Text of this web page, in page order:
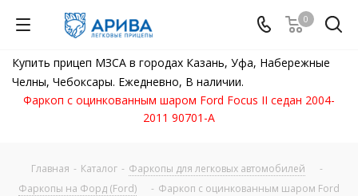
0
Купить прицеп МЗСА в городах Казань, Уфа, Набережные
Челны, Чебоксары. Ежедневно, В наличии.
Фаркоп с оцинкованным шаром Ford Focus II седан 2004-
2011 90701-A
Главная - Каталог - Фаркопы для легковых автомобилей
-
Фаркопы на Форд (Ford)
- Фаркоп с оцинкованным шаром Ford